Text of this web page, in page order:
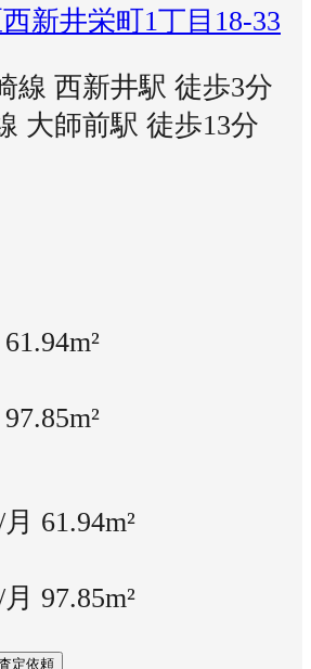
新井栄町1丁目18-33
線 西新井駅 徒歩3分
大師前駅 徒歩13分
61.94m²
97.85m²
61.94m²
97.85m²
定依頼